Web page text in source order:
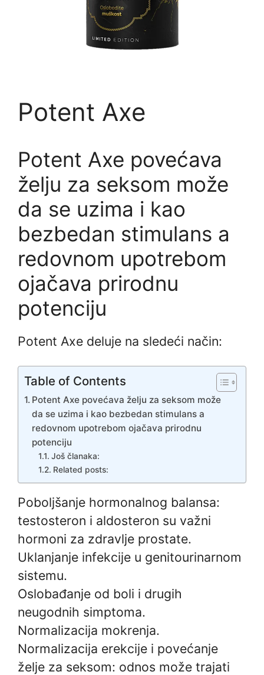
Potent Axe
Potent Axe povećava
želju za seksom može
da se uzima i kao
bezbedan stimulans a
redovnom upotrebom
ojačava prirodnu
potenciju
Potent Axe deluje na sledeći način:
Table of Contents
Potent Axe povećava želju za seksom može
da se uzima i kao bezbedan stimulans a
redovnom upotrebom ojačava prirodnu
potenciju
Još članaka:
Related posts:
Poboljšanje hormonalnog balansa:
testosteron i aldosteron su važni
hormoni za zdravlje prostate.
Uklanjanje infekcije u genitourinarnom
sistemu.
Oslobađanje od boli i drugih
neugodnih simptoma.
Normalizacija mokrenja.
Normalizacija erekcije i povećanje
želje za seksom: odnos može trajati